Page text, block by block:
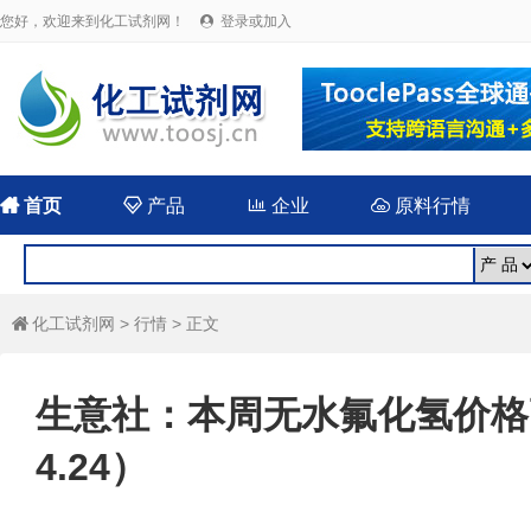
您好，欢迎来到化工试剂网！  登录或加入
首页  产品 企业 原料行情
 化工试剂网 > 行情 > 正文
生意社：本周无水氟化氢价
4.24）